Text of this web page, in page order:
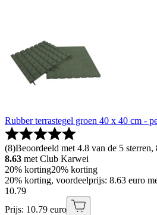
Rubber terrastegel groen 40 x 40 cm -
(8)Beoordeeld met 4.8 van de 5
8.63 met Club Karwei
20% korting20% korting
20% korting, voordeelprijs: 8.63 euro
10.79
Prijs: 10.79 euro